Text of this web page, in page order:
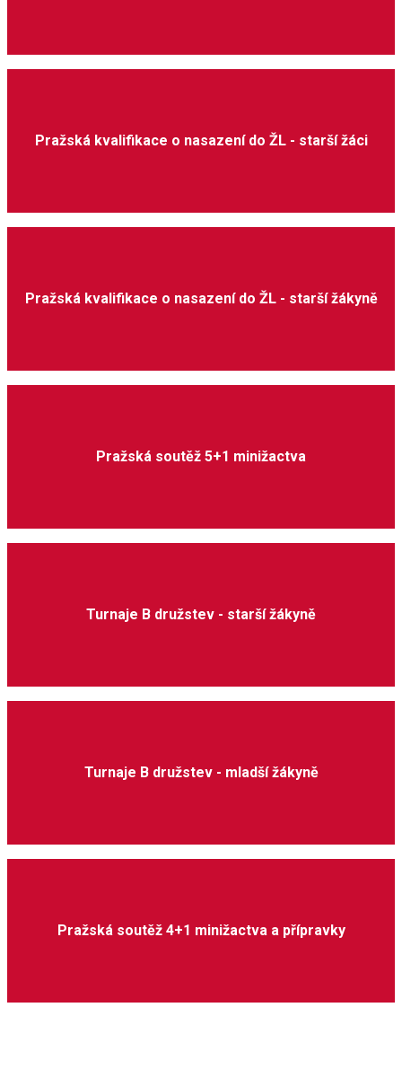
Pražská kvalifikace o nasazení do ŽL - starší žáci
Pražská kvalifikace o nasazení do ŽL - starší žákyně
Pražská soutěž 5+1 minižactva
Turnaje B družstev - starší žákyně
Turnaje B družstev - mladší žákyně
Pražská soutěž 4+1 minižactva a přípravky